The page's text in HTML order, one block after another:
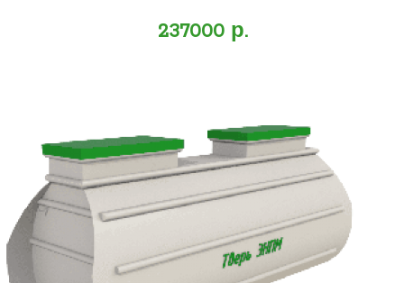
237000 р.